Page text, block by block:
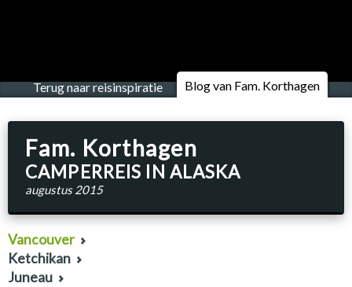
Terug naar reisinspiratie Blog van Fam. Korthagen
Fam. Korthagen
CAMPERREIS IN ALASKA
augustus 2015
Vancouver
Ketchikan
Juneau